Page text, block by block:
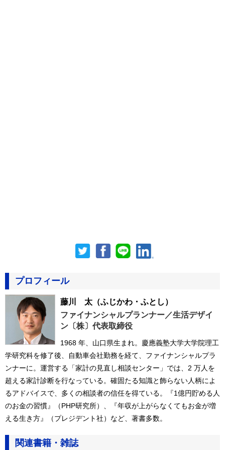
プロフィール
藤川 太 （ふじかわ・ふとし）
ファイナンシャルプランナー／生活デザイ
ン〔株〕代表取締役
1968 年、山口県生まれ。慶應義塾大学大学院理工
学研究科を修了後、自動車会社勤務を経て、ファイナンシャルプラ
ンナーに。運営する「家計の見直し相談センター」では、2 万人を
超える家計診断を行なっている。確固たる知識と飾らない人柄によ
るアドバイスで、多くの相談者の信任を得ている。『1億円貯める人
のお金の習慣』（PHP研究所）、『年収が上がらなくてもお金が増
える生き方』（プレジデント社）など、著書多数。
関連書籍・雑誌